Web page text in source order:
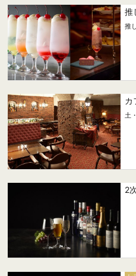
推
推
カ
土
2